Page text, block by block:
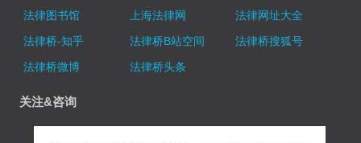
法律图书馆 上海法律网
法律网址大全
法律桥-知乎
法律桥B站空间
法律桥搜狐号
法律桥微博
法律桥头条
关注&咨询